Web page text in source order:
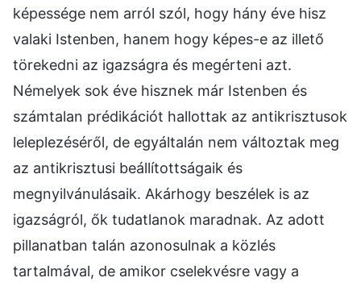
képessége nem arról szól, hogy hány éve hisz
valaki Istenben, hanem hogy képes-e az illető
törekedni az igazságra és megérteni azt.
Némelyek sok éve hisznek már Istenben és
számtalan prédikációt hallottak az antikrisztusok
leleplezéséről, de egyáltalán nem változtak meg
az antikrisztusi beállítottságaik és
megnyilvánulásaik. Akárhogy beszélek is az
igazságról, ők tudatlanok maradnak. Az adott
pillanatban talán azonosulnak a közlés
tartalmával, de amikor cselekvésre vagy a